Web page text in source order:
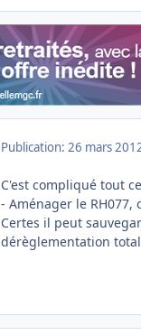
Publication: 26 mars
C'est compliqué tout
- Aménager le RH077,
Certes il peut
dérèglementation